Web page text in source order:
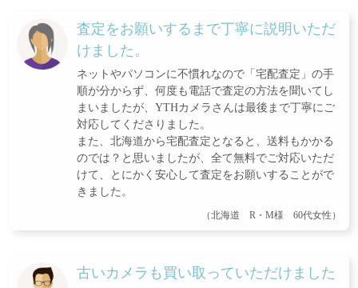
査定をお願いするまで丁寧に説明いただ
けました。
ネットやパソコンに不慣れなので「宅配査定」の手
順が分からず、何度も電話で査定の方法を聞いてし
まいましたが、YTHカメラさんは最後まで丁寧にご
対応してくださりました。
また、北海道から宅配査定となると、送料もかかる
のでは？と思いましたが、全て無料でご対応いただ
けて、とにかく安心して査定をお願いすることがで
きました。
（北海道 R・M様 60代女性）
古いカメラも買い取っていただけました